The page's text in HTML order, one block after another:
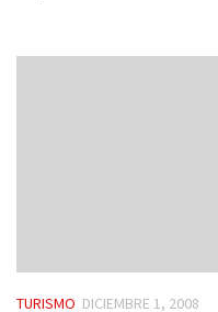
TURISMO DICIEMBRE 1, 2008